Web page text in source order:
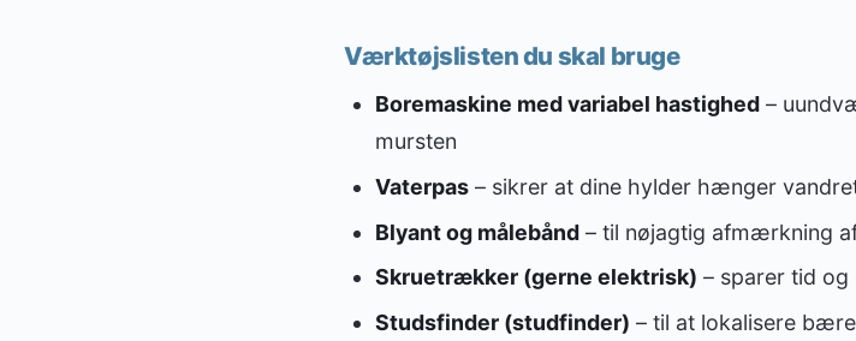
Værktøjslisten du skal bruge
Boremaskine med variabel hastighed–
mursten
Vaterpas– sikrer at dine hylder hænger
Blyant og målebånd– til nøjagtig afmærkning
Skruetrækker (gerne elektrisk) – sparer tid
Studsfinder (studfinder) – til at lokalisere